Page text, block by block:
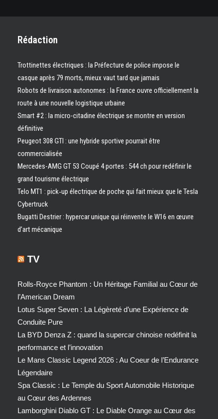
Rédaction
Trottinettes électriques : la Préfecture de police impose le
casque après 79 morts, mieux vaut tard que jamais
Robots de livraison autonomes : la France ouvre officiellement la
route à une nouvelle logistique urbaine
Smart #2 : la micro-citadine électrique se montre en version
définitive
Peugeot 308 GTI : une hybride sportive pourrait être
commercialisée
Mercedes-AMG GT 53 Coupé 4 portes : 544 ch pour redéfinir le
grand tourisme électrique
Telo MT1 : pick‑up électrique de poche qui fait mieux que le Tesla
Cybertruck
Bugatti Destrier : hypercar unique qui réinvente le W16 en œuvre
d’art mécanique
TV
Rolls-Royce Phantom : Un Héritage Familial au Cœur de
l’American Dream
Lotus Super Seven : La Légèreté d’une Expérience de
Conduite Pure
La BYD Denza Z : quand la supercar chinoise redéfinit la
performance et l’innovation
Le Mans Classic Legend 2026 : Au Coeur de l’Endurance
Légendaire
Spa Classic : Le Temple du Sport Automobile Historique
au Cœur des Ardennes
Lamborghini Diablo GT : Le Diable Orange au Cœur des